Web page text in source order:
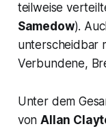
teilweise
Samedow).
unterscheidbar
Verbundene,
Unter dem
vonAllan